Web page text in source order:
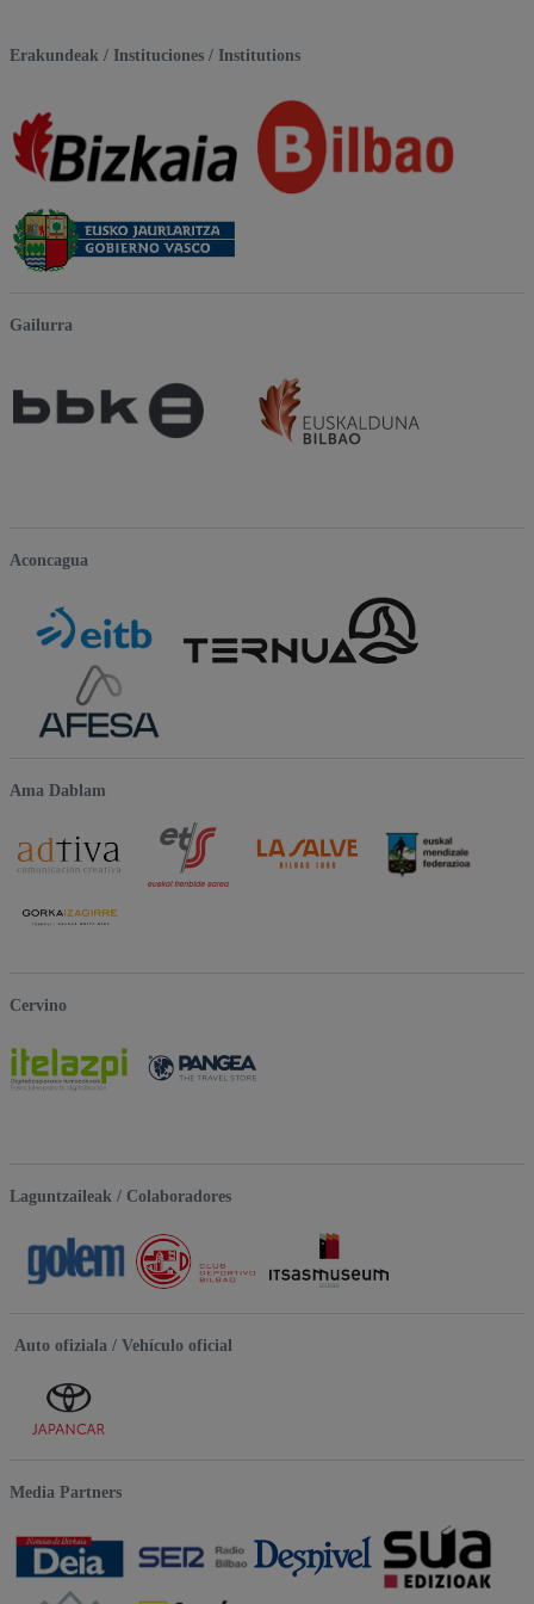
Erakundeak / Instituciones / Institutions
Gailurra
Aconcagua
Ama Dablam
Cervino
Laguntzaileak / Colaboradores
Auto ofiziala / Vehículo oficial
Media Partners